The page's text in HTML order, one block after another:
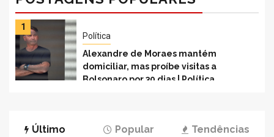
1
Política
Alexandre de Moraes mantém
domiciliar, mas proíbe visitas a
Bolsonaro por 30 dias | Política
Último Popular Tendências